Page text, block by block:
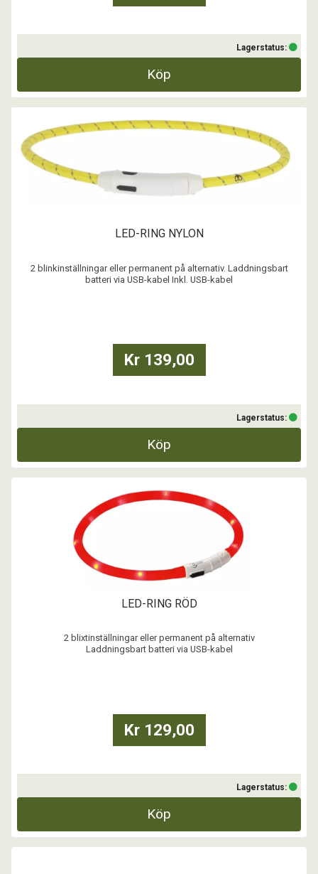
Lagerstatus:
Köp
LED-RING NYLON
2 blinkinställningar eller permanent på alternativ. Laddningsbart
batteri via USB-kabel Inkl. USB-kabel
Kr 139,00
Lagerstatus:
Köp
LED-RING RÖD
2 blixtinställningar eller permanent på alternativ
Laddningsbart batteri via USB-kabel
Kr 129,00
Lagerstatus:
Köp